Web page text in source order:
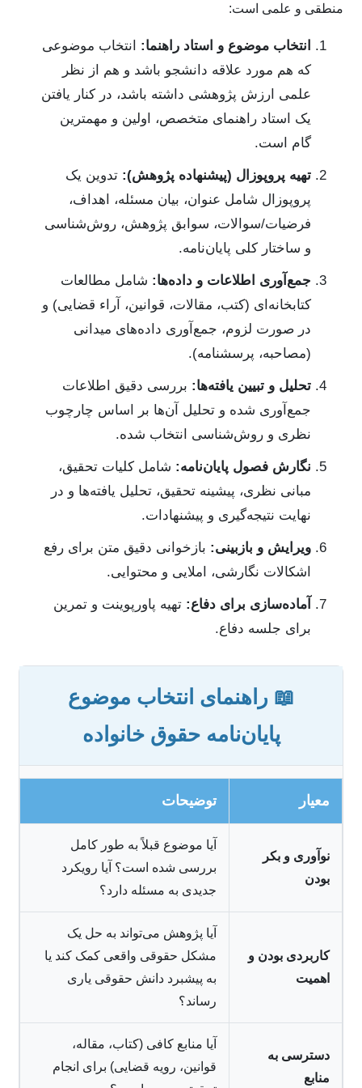
منطقی و علمی است:
انتخاب موضوع و استاد راهنما: انتخاب موضوعی
که هم مورد علاقه دانشجو باشد و هم از نظر
علمی ارزش پژوهشی داشته باشد، در کنار یافتن
یک استاد راهنمای متخصص، اولین و مهمترین
گام است.
تهیه پروپوزال (پیشنهاده پژوهش): تدوین یک
پروپوزال شامل عنوان، بیان مسئله، اهداف،
فرضیات/سوالات، سوابق پژوهش، روش‌شناسی
و ساختار کلی پایان‌نامه.
جمع‌آوری اطلاعات و داده‌ها: شامل مطالعات
کتابخانه‌ای (کتب، مقالات، قوانین، آراء قضایی) و
در صورت لزوم، جمع‌آوری داده‌های میدانی
(مصاحبه، پرسشنامه).
تحلیل و تبیین یافته‌ها: بررسی دقیق اطلاعات
جمع‌آوری شده و تحلیل آن‌ها بر اساس چارچوب
نظری و روش‌شناسی انتخاب شده.
نگارش فصول پایان‌نامه: شامل کلیات تحقیق،
مبانی نظری، پیشینه تحقیق، تحلیل یافته‌ها و در
نهایت نتیجه‌گیری و پیشنهادات.
ویرایش و بازبینی: بازخوانی دقیق متن برای رفع
اشکالات نگارشی، املایی و محتوایی.
آماده‌سازی برای دفاع: تهیه پاورپوینت و تمرین
برای جلسه دفاع.
📖 راهنمای انتخاب موضوع
پایان‌نامه حقوق خانواده
معیار توضیحات
نوآوری و بکر
بودن
آیا موضوع قبلاً به طور کامل
بررسی شده است؟ آیا رویکرد
جدیدی به مسئله دارد؟
کاربردی بودن و
اهمیت
آیا پژوهش می‌تواند به حل یک
مشکل حقوقی واقعی کمک کند یا
به پیشبرد دانش حقوقی یاری
رساند؟
دسترسی به
منابع
آیا منابع کافی (کتاب، مقاله،
قوانین، رویه قضایی) برای انجام